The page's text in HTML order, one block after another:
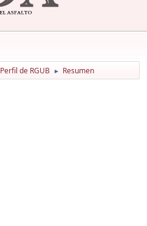
Perfil de RGUB ► Resumen